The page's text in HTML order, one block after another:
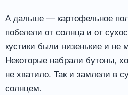
А дальше — картофельное
побелели от солнца и от
кустики были низенькие и не
Некоторые набрали бутоны,
не хватило. Так и замлели в
солнцем.